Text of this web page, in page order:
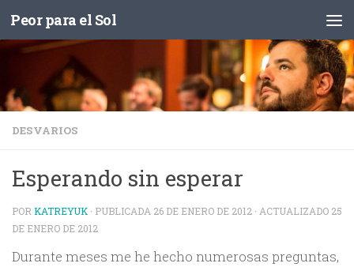
Saltar al contenido
Peor para el Sol
DESVARIOS
Esperando sin esperar
POR KATREYUK · PUBLICADA 26 DE ENERO DE 2012 · ACTUALIZADO 25
DE ENERO DE 2012
Durante meses me he hecho numerosas preguntas,